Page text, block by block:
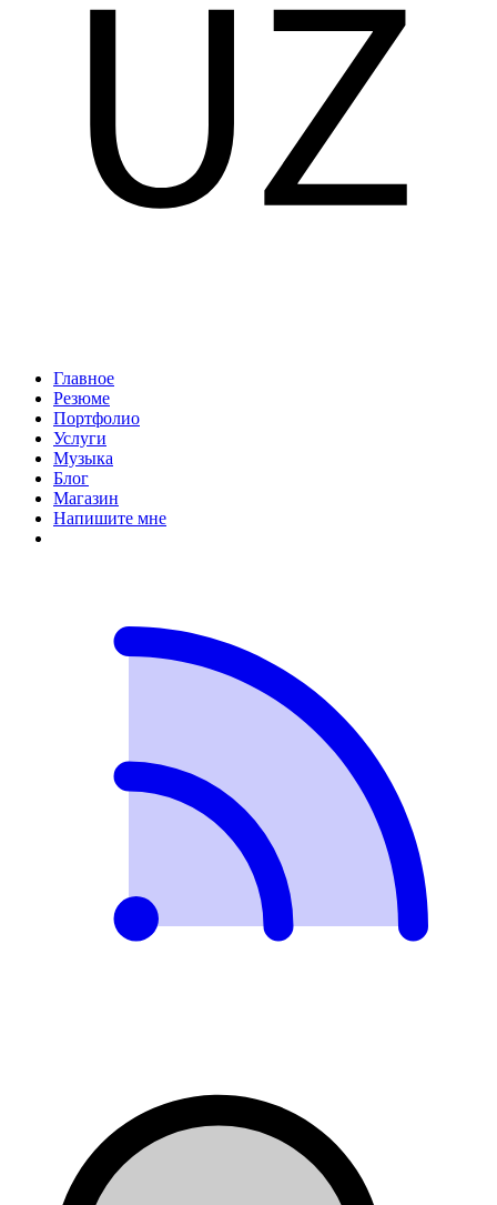
Главное
Резюме
Портфолио
Услуги
Музыка
Блог
Магазин
Напишите мне